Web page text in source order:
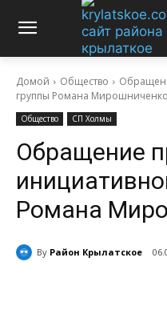
Домой Общество
группы Романа Мирошниченко
Общество СП Холмы
Обращение
Романа
By Район Крылатское